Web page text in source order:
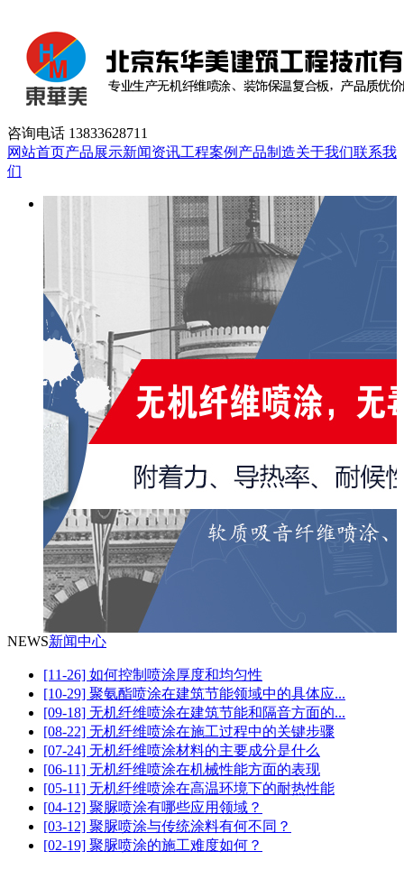
咨询电话 13833628711
网站首页产品展示新闻资讯工程案例 产品制造关于我们联系我
们
NEWS新闻中心
[11-26] 如何控制喷涂厚度和均匀性
[10-29] 聚氨酯喷涂在建筑节能领域中的具体应...
[09-18] 无机纤维喷涂在建筑节能和隔音方面的...
[08-22] 无机纤维喷涂在施工过程中的关键步骤
[07-24] 无机纤维喷涂材料的主要成分是什么
[06-11] 无机纤维喷涂在机械性能方面的表现
[05-11] 无机纤维喷涂在高温环境下的耐热性能
[04-12] 聚脲喷涂有哪些应用领域？
[03-12] 聚脲喷涂与传统涂料有何不同？
[02-19] 聚脲喷涂的施工难度如何？